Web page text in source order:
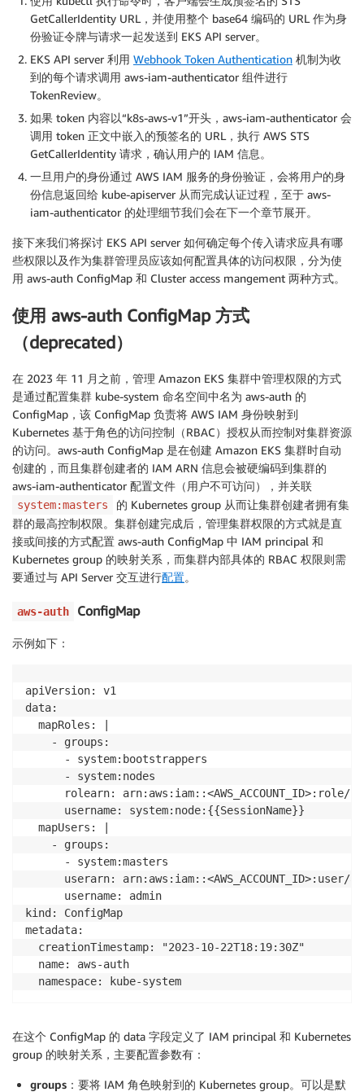
GetCallerIdentity URL，并使用整个 base64 编码的 URL 作为身
份验证令牌与请求一起发送到 EKS API server。
EKS API server 利用 Webhook Token Authentication 机制为收
到的每个请求调用 aws-iam-authenticator 组件进行
TokenReview。
如果 token 内容以“k8s-aws-v1”开头，aws-iam-authenticator 会
调用 token 正文中嵌入的预签名的 URL，执行 AWS STS
GetCallerIdentity 请求，确认用户的 IAM 信息。
一旦用户的身份通过 AWS IAM 服务的身份验证，会将用户的身
份信息返回给 kube-apiserver 从而完成认证过程，至于 aws-
iam-authenticator 的处理细节我们会在下一个章节展开。
接下来我们将探讨 EKS API server 如何确定每个传入请求应具有哪
些权限以及作为集群管理员应该如何配置具体的访问权限，分为使
用 aws-auth ConfigMap 和 Cluster access mangement 两种方式。
使用 aws-auth ConfigMap 方式
（deprecated）
在 2023 年 11 月之前，管理 Amazon EKS 集群中管理权限的方式
是通过配置集群 kube-system 命名空间中名为 aws-auth 的
ConfigMap，该 ConfigMap 负责将 AWS IAM 身份映射到
Kubernetes 基于角色的访问控制（RBAC）授权从而控制对集群资源
的访问。aws-auth ConfigMap 是在创建 Amazon EKS 集群时自动
创建的，而且集群创建者的 IAM ARN 信息会被硬编码到集群的
aws-iam-authenticator 配置文件（用户不可访问），并关联
system:masters
的 Kubernetes group 从而让集群创建者拥有集
群的最高控制权限。集群创建完成后，管理集群权限的方式就是直
接或间接的方式配置 aws-auth ConfigMap 中 IAM principal 和
Kubernetes group 的映射关系，而集群内部具体的 RBAC 权限则需
要通过与 API Server 交互进行配置。
aws-auth ConfigMap
示例如下：
apiVersion: v1
data:
  mapRoles: |
    - groups:
      - system:bootstrappers
      - system:nodes
rolearn: arn:aws:iam::<AWS_ACCOUNT_ID>:role/
      username: system:node:{{SessionName}}
  mapUsers: |
    - groups:
      - system:masters
userarn: arn:aws:iam::<AWS_ACCOUNT_ID>:user/
      username: admin
kind: ConfigMap
metadata:
  creationTimestamp: "2023-10-22T18:19:30Z"
  name: aws-auth
在这个 ConfigMap 的 data 字段定义了 IAM principal 和 Kubernetes
group 的映射关系，主要配置参数有：
groups ：要将 IAM 角色映射到的 Kubernetes group。可以是默